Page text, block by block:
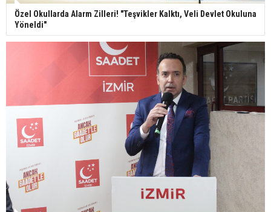
Özel Okullarda Alarm Zilleri! "Teşvikler Kalktı, Veli Devlet Okuluna
Yöneldi"